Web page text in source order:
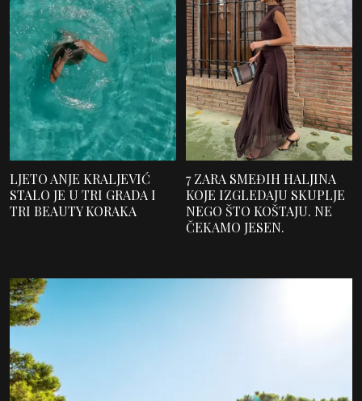
LJETO ANJE KRALJEVIĆ
STALO JE U TRI GRADA I
TRI BEAUTY KORAKA
7 ZARA SMEĐIH HALJINA
KOJE IZGLEDAJU SKUPLJE
NEGO ŠTO KOŠTAJU. NE
ČEKAMO JESEN.